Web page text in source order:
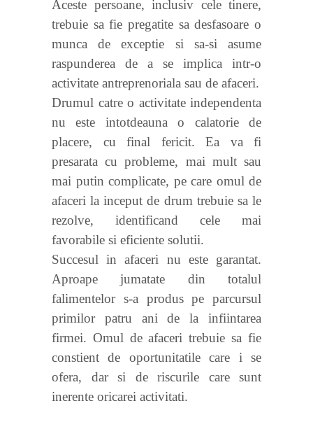
Aceste persoane, inclusiv cele tinere,
trebuie sa fie pregatite sa desfasoare o
munca de exceptie si sa-si asume
raspunderea de a se implica intr-o
activitate antreprenoriala sau de afaceri.
Drumul catre o activitate independenta
nu este intotdeauna o calatorie de
placere, cu final fericit. Ea va fi
presarata cu probleme, mai mult sau
mai putin complicate, pe care omul de
afaceri la inceput de drum trebuie sa le
rezolve, identificand cele mai
favorabile si eficiente solutii.
Succesul in afaceri nu este garantat.
Aproape jumatate din totalul
falimentelor s-a produs pe parcursul
primilor patru ani de la infiintarea
firmei. Omul de afaceri trebuie sa fie
constient de oportunitatile care i se
ofera, dar si de riscurile care sunt
inerente oricarei activitati.